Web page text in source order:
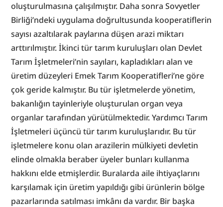
oluşturulmasına çalışılmıştır. Daha sonra Sovyetler
Birliği’ndeki uygulama doğrultusunda kooperatiflerin
sayısı azaltılarak paylarına düşen arazi miktarı
arttırılmıştır. İkinci tür tarım kuruluşları olan Devlet
Tarım İşletmeleri’nin sayıları, kapladıkları alan ve
üretim düzeyleri Emek Tarım Kooperatifleri’ne göre
çok geride kalmıştır. Bu tür işletmelerde yönetim,
bakanlığın tayinleriyle oluşturulan organ veya
organlar tarafından yürütülmektedir. Yardımcı Tarım
İşletmeleri üçüncü tür tarım kuruluşlarıdır. Bu tür
işletmelere konu olan arazilerin mülkiyeti devletin
elinde olmakla beraber üyeler bunları kullanma
hakkını elde etmişlerdir. Buralarda aile ihtiyaçlarını
karşılamak için üretim yapıldığı gibi ürünlerin bölge
pazarlarında satılması imkânı da vardır. Bir başka